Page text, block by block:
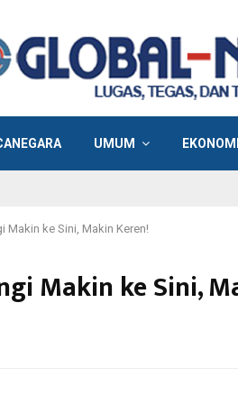
UMUM
Makin ke Sini, Makin Keren!
Makin ke Sini,